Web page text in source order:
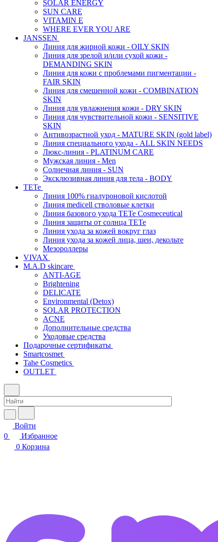
SOLAR ENERGY
SUN CARE
VITAMIN E
WHERE EVER YOU ARE
JANSSEN
Линия для жирной кожи - OILY SKIN
Линия для зрелой и/или сухой кожи -
DEMANDING SKIN
Линия для кожи с проблемами пигментации -
FAIR SKIN
Линия для смешенной кожи - COMBINATION
SKIN
Линия для увлажнения кожи - DRY SKIN
Линия для чувствительной кожи - SENSITIVE
SKIN
Антивозрастной уход - MATURE SKIN (gold label)
Линия специального ухода - ALL SKIN NEEDS
Люкс-линия - PLATINUM CARE
Мужская линия - Men
Солнечная линия - SUN
Эксклюзивная линия для тела - BODY
TETe
Линия 100% гиалуроновой кислотой
Линия medicell стволовые клетки
Линия базового ухода TETe Cosmeceutical
Линия защиты от солнца TETe
Линия ухода за кожей вокруг глаз
Линия ухода за кожей лица, шеи, декольте
Мезороллеры
VIVAX
M.A.D skincare
ANTI-AGE
Brightening
DELICATE
Environmental (Detox)
SOLAR PROTECTION
АCNE
Дополнительные средства
Уходовые средства
Подарочные сертификаты
Smartcosmet
Tahe Cosmetics
OUTLET
Войти
0
Избранное
0 Корзина